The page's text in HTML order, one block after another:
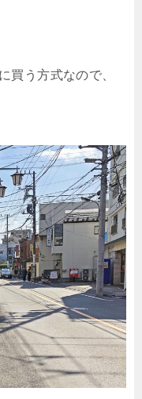
買う方式なので、